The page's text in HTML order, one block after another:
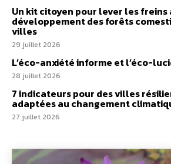
Un kit citoyen pour lever les freins
développement des forêts
villes
29 juillet 2026
L’éco-anxiété informe et l’éco-
28 juillet 2026
7 indicateurs pour des villes
adaptées au changement
27 juillet 2026